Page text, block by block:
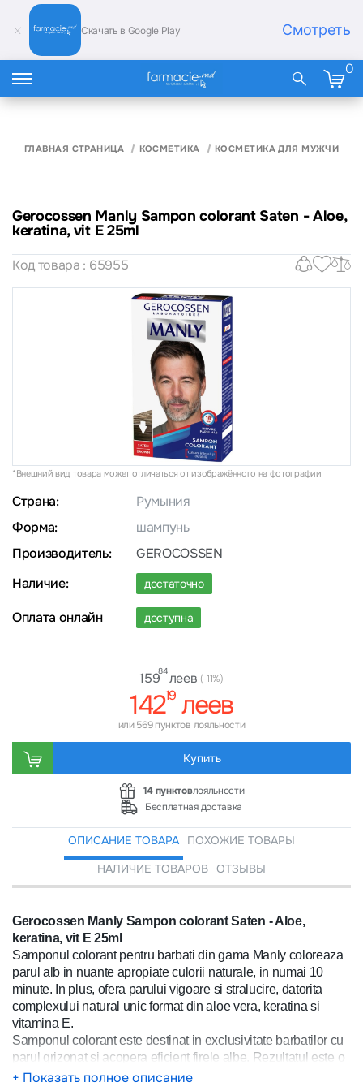
Скачать в Google Play Смотреть
0
ГЛАВНАЯ СТРАНИЦА КОСМЕТИКА КОСМЕТИКА ДЛЯ МУЖЧИН
Gerocossen Manly Sampon colorant Saten - Aloe,
keratina, vit E 25ml
Код товара : 65955
*Внешний вид товара может отличаться от изображённого на фотографии
Страна:
Румыния
Форма:
шампунь
Производитель:
GEROCOSSEN
Наличие:
достаточно
Оплата онлайн доступна
15984леев (-11%)
14219 леев
или 569 пунктов лояльности
Купить
14 пунктовлояльности
Бесплатная доставка
ОПИСАНИЕ ТОВАРА
ПОХОЖИЕ ТОВАРЫ
НАЛИЧИЕ ТОВАРОВ ОТЗЫВЫ
Gerocossen Manly Sampon colorant Saten - Aloe,
keratina, vit E 25ml
Samponul colorant pentru barbati din gama Manly coloreaza
parul alb in nuante apropiate culorii naturale, in numai 10
minute. In plus, ofera parului vigoare si stralucire, datorita
complexului natural unic format din aloe vera, keratina si
vitamina E.
Samponul colorant este destinat in exclusivitate barbatilor cu
parul grizonat si acopera eficient firele albe. Rezultatul este o
culoare placuta, apropiata de satenul natural al parului.
+ Показать полное описание